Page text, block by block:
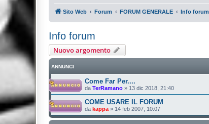
Sito Web Forum FORUM GENERALE Info forum
Info forum
Nuovo argomento
ANNUNCI
Come Far Per....
da TerRamano » 13 dic 2018, 21:40
COME USARE IL FORUM
da kappa » 14 feb 2007, 10:07